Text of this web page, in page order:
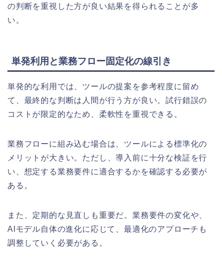
の判断を重視した方が良い結果を得られることが多
い。
単発利用と業務フロー固定化の線引き
単発的な利用では、ツールの提案を参考程度に留め
て、最終的な判断は人間が行う方が良い。試行錯誤の
コストが限定的なため、柔軟性を重視できる。
業務フローに組み込む場合は、ツールによる標準化の
メリットが大きい。ただし、導入前に十分な検証を行
い、想定する業務要件に適合するかを確認する必要が
ある。
また、定期的な見直しも重要だ。業務要件の変化や、
AIモデル自体の進化に応じて、最適化のアプローチも
調整していく必要がある。